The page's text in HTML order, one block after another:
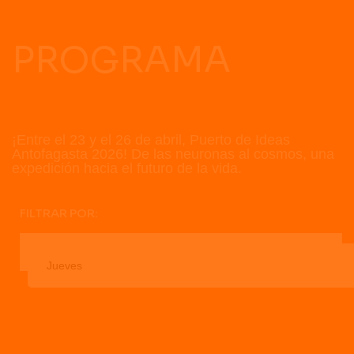
PROGRAMA
¡Entre el 23 y el 26 de abril, Puerto de Ideas
Antofagasta 2026! De las neuronas al cosmos, una
expedición hacia el futuro de la vida.
FILTRAR POR: